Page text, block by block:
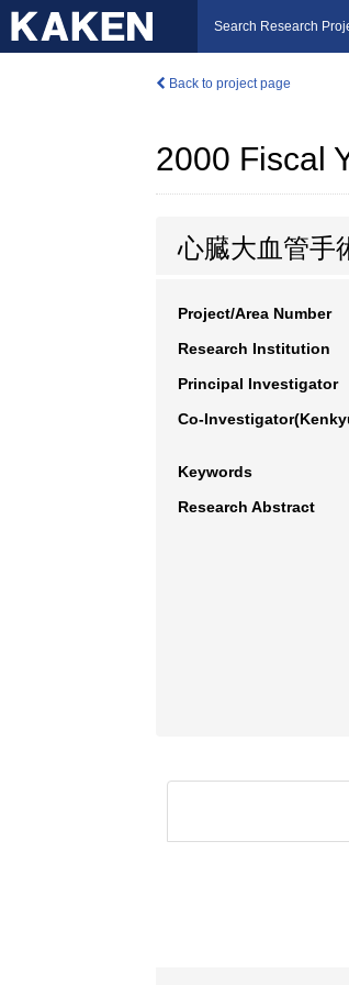
Search Research
Back to project page
2000 Fiscal
心臓大血管手
Project/Area Number
Research Institution
Principal Investigator
Co-
Keywords
Research Abstract